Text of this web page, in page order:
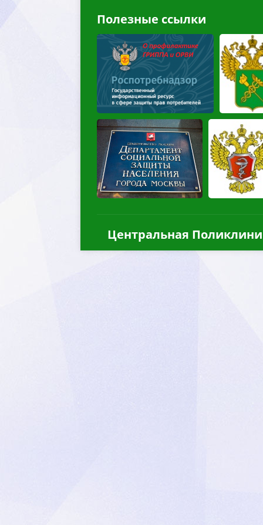
Полезные ссылки
Центральная